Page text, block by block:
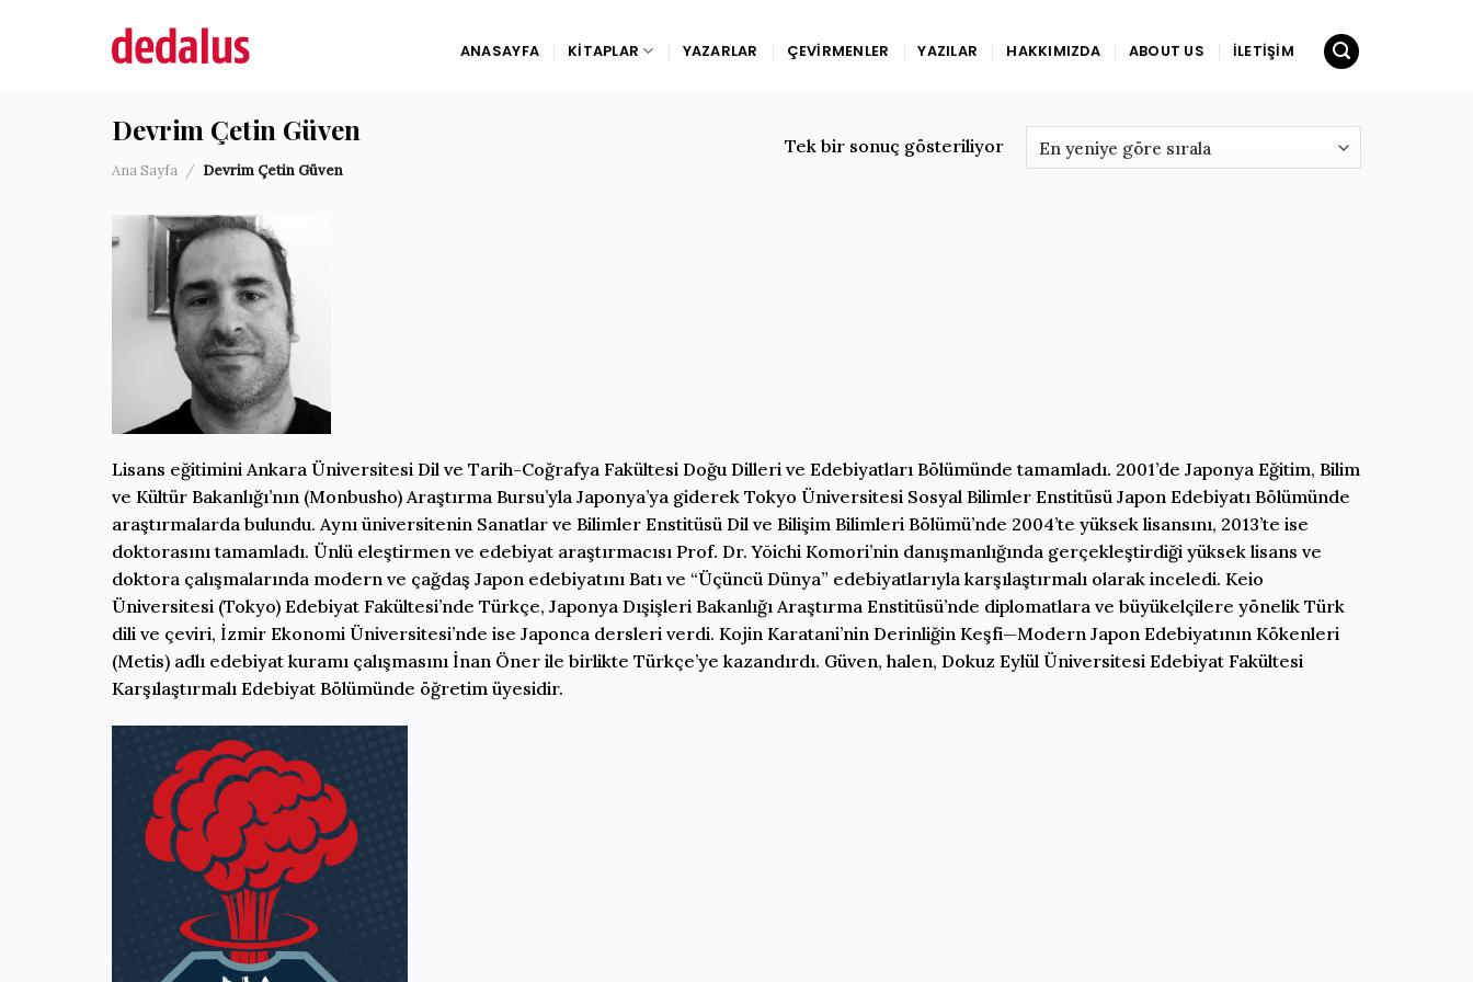
ANASAYFA KITAPLAR YAZARLAR ÇEVIRMENLER YAZILAR HAKKIMIZDA ABOUT US İLETIŞIM
Devrim Çetin Güven
Ana Sayfa / Devrim Çetin Güven
Tek bir sonuç gösteriliyor
Lisans eğitimini Ankara Üniversitesi Dil ve Tarih-Coğrafya Fakültesi Doğu Dilleri ve Edebiyatları Bölümünde tamamladı. 2001’de Japonya Eğitim, Bilim
ve Kültür Bakanlığı’nın (Monbusho) Araştırma Bursu’yla Japonya’ya giderek Tokyo Üniversitesi Sosyal Bilimler Enstitüsü Japon Edebiyatı Bölümünde
araştırmalarda bulundu. Aynı üniversitenin Sanatlar ve Bilimler Enstitüsü Dil ve Bilişim Bilimleri Bölümü’nde 2004’te yüksek lisansını, 2013’te ise
doktorasını tamamladı. Ünlü eleştirmen ve edebiyat araştırmacısı Prof. Dr. Yōichi Komori’nin danışmanlığında gerçekleştirdiği yüksek lisans ve
doktora çalışmalarında modern ve çağdaş Japon edebiyatını Batı ve “Üçüncü Dünya” edebiyatlarıyla karşılaştırmalı olarak inceledi. Keio
Üniversitesi (Tokyo) Edebiyat Fakültesi’nde Türkçe, Japonya Dışişleri Bakanlığı Araştırma Enstitüsü’nde diplomatlara ve büyükelçilere yönelik Türk
dili ve çeviri, İzmir Ekonomi Üniversitesi’nde ise Japonca dersleri verdi. Kojin Karatani’nin Derinliğin Keşfi—Modern Japon Edebiyatının Kökenleri
(Metis) adlı edebiyat kuramı çalışmasını İnan Öner ile birlikte Türkçe’ye kazandırdı. Güven, halen, Dokuz Eylül Üniversitesi Edebiyat Fakültesi
Karşılaştırmalı Edebiyat Bölümünde öğretim üyesidir.